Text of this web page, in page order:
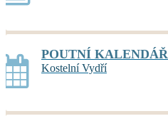
POUTNÍ KALENDÁŘ
Kostelní Vydří